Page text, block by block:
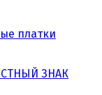
платки
ЗНАК